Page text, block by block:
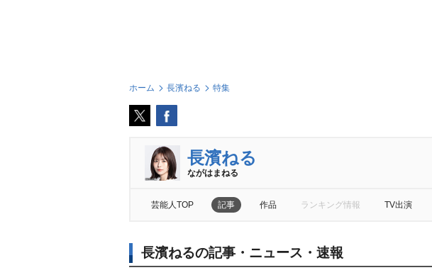
ホーム 長濱ねる 特集
長濱ねる
ながはまねる
芸能人TOP 記事 作品 ランキング情報 TV出演
長濱ねるの記事・ニュース・速報